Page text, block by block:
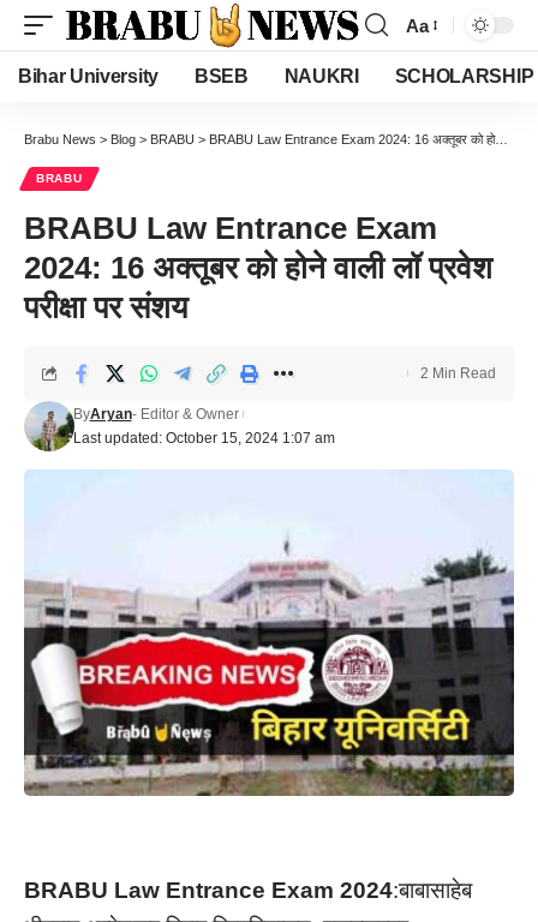
Font
Resizer
Aa
Bihar University BSEB NAUKRI SCHOLARSHIP
Brabu News > Blog > BRABU > BRABU Law Entrance Exam 2024: 16 अक्तूबर को होने वाली लॉ प्रवेश परीक्षा पर संशय
BRABU
BRABU Law Entrance Exam
2024: 16 अक्तूबर को होने वाली लॉ प्रवेश
परीक्षा पर संशय
Last updated: October 15, 2024 1:07 am
ByAryan- Editor & Owner
2 Min Read
BRABU Law Entrance Exam 2024:बाबासाहेब